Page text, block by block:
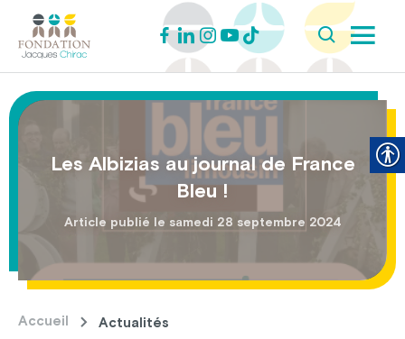
Les Albizias au journal de France
Bleu !
Article publié le samedi 28 septembre 2024
Accueil Actualités